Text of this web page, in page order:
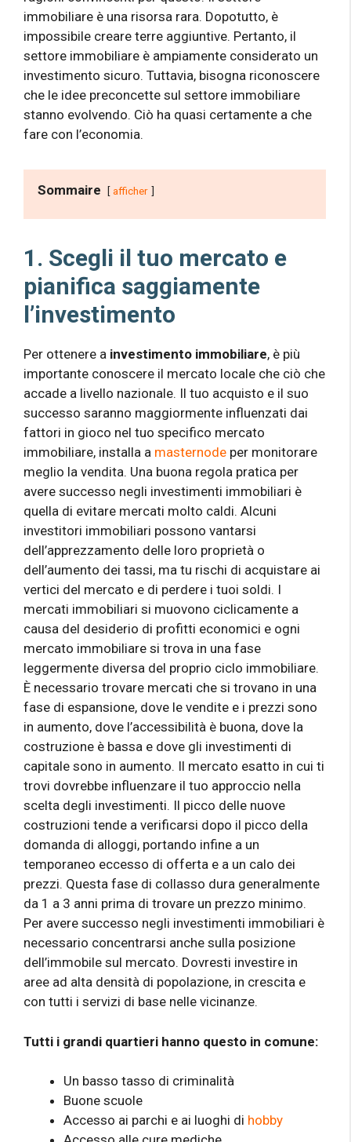
immobiliare è una risorsa rara. Dopotutto, è
impossibile creare terre aggiuntive. Pertanto, il
settore immobiliare è ampiamente considerato un
investimento sicuro. Tuttavia, bisogna riconoscere
che le idee preconcette sul settore immobiliare
stanno evolvendo. Ciò ha quasi certamente a che
fare con l’economia.
Sommaire afficher
1. Scegli il tuo mercato e
pianifica saggiamente
l’investimento
Per ottenere a investimento immobiliare, è più
importante conoscere il mercato locale che ciò che
accade a livello nazionale. Il tuo acquisto e il suo
successo saranno maggiormente influenzati dai
fattori in gioco nel tuo specifico mercato
immobiliare, installa a masternode per monitorare
meglio la vendita. Una buona regola pratica per
avere successo negli investimenti immobiliari è
quella di evitare mercati molto caldi. Alcuni
investitori immobiliari possono vantarsi
dell’apprezzamento delle loro proprietà o
dell’aumento dei tassi, ma tu rischi di acquistare ai
vertici del mercato e di perdere i tuoi soldi. I
mercati immobiliari si muovono ciclicamente a
causa del desiderio di profitti economici e ogni
mercato immobiliare si trova in una fase
leggermente diversa del proprio ciclo immobiliare.
È necessario trovare mercati che si trovano in una
fase di espansione, dove le vendite e i prezzi sono
in aumento, dove l’accessibilità è buona, dove la
costruzione è bassa e dove gli investimenti di
capitale sono in aumento. Il mercato esatto in cui ti
trovi dovrebbe influenzare il tuo approccio nella
scelta degli investimenti. Il picco delle nuove
costruzioni tende a verificarsi dopo il picco della
domanda di alloggi, portando infine a un
temporaneo eccesso di offerta e a un calo dei
prezzi. Questa fase di collasso dura generalmente
da 1 a 3 anni prima di trovare un prezzo minimo.
Per avere successo negli investimenti immobiliari è
necessario concentrarsi anche sulla posizione
dell’immobile sul mercato. Dovresti investire in
aree ad alta densità di popolazione, in crescita e
con tutti i servizi di base nelle vicinanze.
Tutti i grandi quartieri hanno questo in comune:
Un basso tasso di criminalità
Buone scuole
Accesso ai parchi e ai luoghi di hobby